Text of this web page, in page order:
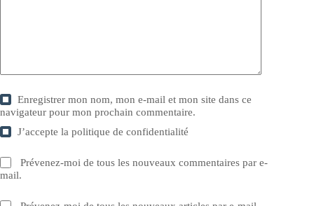
Enregistrer mon nom, mon e-mail et mon site dans ce
navigateur pour mon prochain commentaire.
J’accepte lapolitique de confidentialité
Prévenez-moi de tous les nouveaux commentaires par e-
mail.